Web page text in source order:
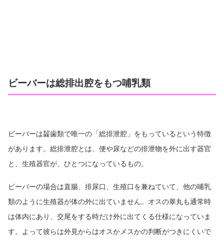
ビーバーは総排出腔をもつ哺乳類
ビーバーは齧歯類で唯一の「総排泄腔」をもっているという特徴
があります。総排泄腔とは、便や尿などの排泄物を外に出す器官
と、生殖器官が、ひとつになっているもの。
ビーバーの場合は直腸、排尿口、生殖口を兼ねていて、他の哺乳
類のように生殖器が体の外に出ていません。オスの睾丸も通常時
は体内にあり、交尾をする時だけ外に出てくる仕様になっていま
す。よって彼らは外見からはオスかメスかの判断がつきにくいで